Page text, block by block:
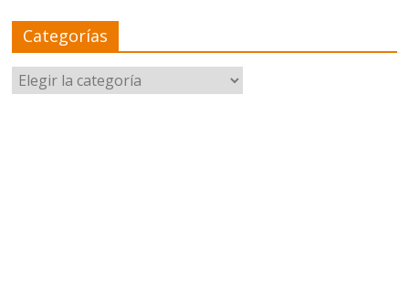
Categorías
Categorías